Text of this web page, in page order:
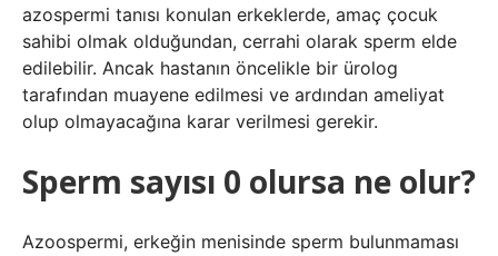
azospermi tanısı konulan erkeklerde, amaç çocuk
sahibi olmak olduğundan, cerrahi olarak sperm elde
edilebilir. Ancak hastanın öncelikle bir ürolog
tarafından muayene edilmesi ve ardından ameliyat
olup olmayacağına karar verilmesi gerekir.
Sperm sayısı 0 olursa ne olur?
Azoospermi, erkeğin menisinde sperm bulunmaması